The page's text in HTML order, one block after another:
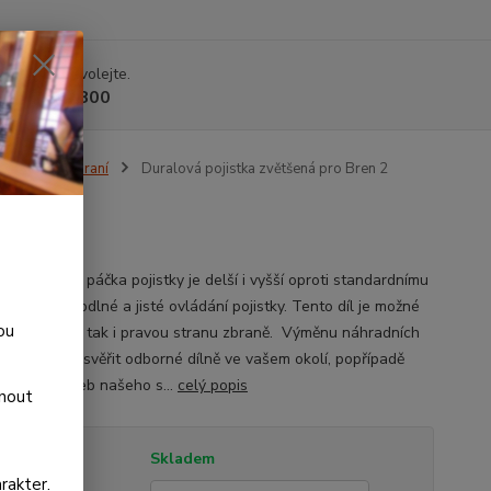
rady? Zavolejte.
375 800
Tuning zbraní Duralová pojistka zvětšená pro Bren 2
zvětšená páčka pojistky je delší i vyšší oproti standardnímu
pro pohodlné a jisté ovládání pojistky. Tento díl je možné
na levou tak i pravou stranu zbraně. Výměnu náhradních
svěřit odborné dílně ve vašem okolí, popřípadě
využít služeb našeho s... celý popis
Skladem